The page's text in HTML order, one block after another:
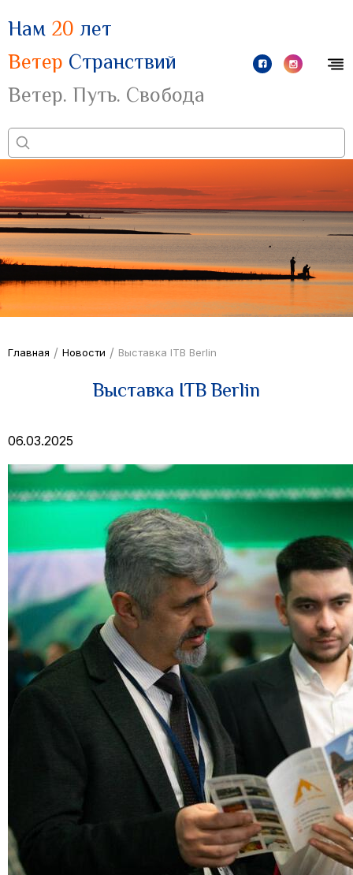
Нам 20 лет
Ветер Странствий
Ветер. Путь. Свобода
Главная / Новости / Выставка ITB Berlin
Выставка ITB Berlin
06.03.2025